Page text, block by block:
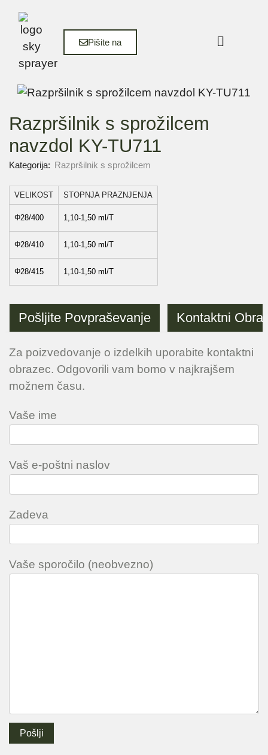
Pišite na
Razpršilnik s sprožilcem
navzdol KY-TU711
Kategorija: Razpršilnik s sprožilcem
VELIKOST STOPNJA PRAZNJENJA
Φ28/400 1,10-1,50 ml/T
Φ28/410 1,10-1,50 ml/T
Φ28/415 1,10-1,50 ml/T
Pošljite Povpraševanje Kontaktni
Za poizvedovanje o izdelkih uporabite kontaktni
obrazec. Odgovorili vam bomo v najkrajšem
možnem času.
Vaše ime
Vaš e-poštni naslov
Zadeva
Vaše sporočilo (neobvezno)